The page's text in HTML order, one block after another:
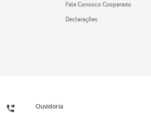
Fale Conosco Cooperado
Declarações
Ouvidoria